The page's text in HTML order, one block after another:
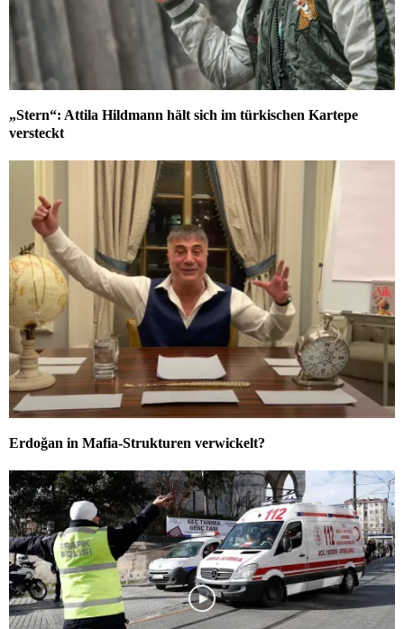
„Stern“: Attila Hildmann hält sich im türkischen Kartepe
versteckt
Erdoğan in Mafia-Strukturen verwickelt?